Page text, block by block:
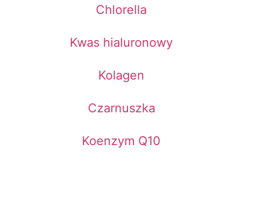
Chlorella
Kwas hialuronowy
Kolagen
Czarnuszka
Koenzym Q10